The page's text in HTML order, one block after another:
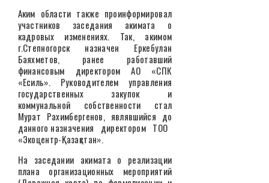
Аким области также проинформировал
участников заседания акимата о
кадровых изменениях. Так, акимом
г.Степногорск назначен Еркебулан
Баяхметов, ранее работавший
финансовым директором АО «СПК
«Есиль». Руководителем управления
государственных закупок и
коммунальной собственности стал
Мурат Рахимбергенов, являвшийся до
данного назначения директором ТОО
«Экоцентр-Қазақстан».
На заседании акимата о реализации
плана организационных мероприятий